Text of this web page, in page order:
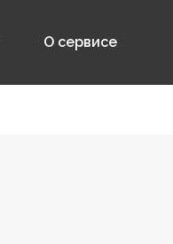
О сервисе